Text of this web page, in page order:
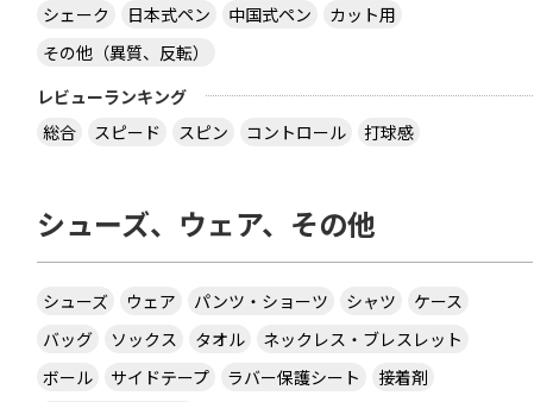
シェーク
日本式ペン 中国式ペン
カット用
その他（異質、反転）
レビューランキング
総合
スピード スピン コントロール 打球感
シューズ、ウェア、その他
シューズ ウェア パンツ・ショーツ シャツ
ケース
バッグ
ソックス タオル
ネックレス・ブレスレット
ボール
サイドテープ ラバー保護シート
接着剤